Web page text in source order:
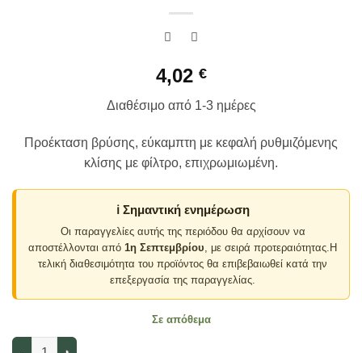
4,02 €
Διαθέσιμο από 1-3 ημέρες
Προέκταση βρύσης, εύκαμπτη με κεφαλή ρυθμιζόμενης
κλίσης με φίλτρο, επιχρωμιωμένη.
ℹ️ Σημαντική ενημέρωση
Οι παραγγελίες αυτής της περιόδου θα αρχίσουν να
αποστέλλονται από 1η Σεπτεμβρίου, με σειρά προτεραιότητας.Η
τελική διαθεσιμότητα του προϊόντος θα επιβεβαιωθεί κατά την
επεξεργασία της παραγγελίας.
Σε απόθεμα
Προέκταση κεφαλής βρύσης εύκαμπτη με φίλτρο - 88028